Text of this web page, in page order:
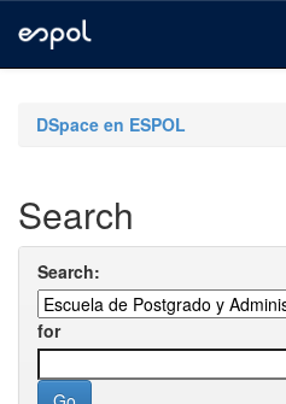
navigationDSpace en ESPOL
Search
Search:
for